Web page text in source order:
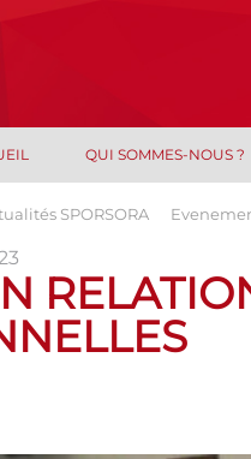
QUI SOMMES-NOUS ?
SPORSORA